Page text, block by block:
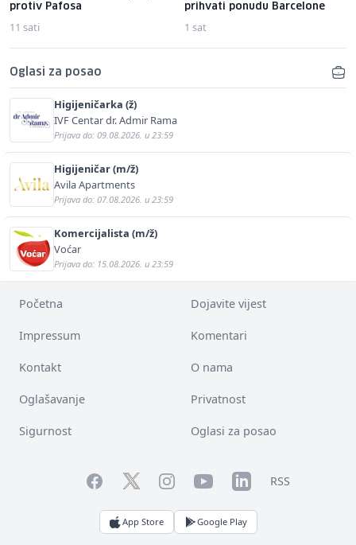
protiv Pafosa
11 sati
prihvati ponudu Barcelone
1 sat
Oglasi za posao
Higijeničarka (ž)
IVF Centar dr. Admir Rama
Prijava do: 09.08.2026. u 23:59
Higijeničar (m/ž)
Avila Apartments
Prijava do: 07.08.2026. u 23:59
Komercijalista (m/ž)
Voćar
Prijava do: 15.08.2026. u 23:59
Početna Dojavite vijest
Impressum Komentari
Kontakt O nama
Oglašavanje Privatnost
Sigurnost Oglasi za posao
FacebookTwitterInstagramYouTubeLinkedInRSS
App Store Google Play